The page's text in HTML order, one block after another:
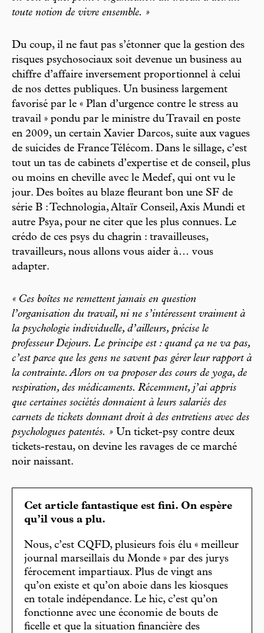
toute notion de vivre ensemble. »
Du coup, il ne faut pas s’étonner que la gestion des
risques psychosociaux soit devenue un business au
chiffre d’affaire inversement proportionnel à celui
de nos dettes publiques. Un business largement
favorisé par le « Plan d’urgence contre le stress au
travail » pondu par le ministre du Travail en poste
en 2009, un certain Xavier Darcos, suite aux vagues
de suicides de France Télécom. Dans le sillage, c’est
tout un tas de cabinets d’expertise et de conseil, plus
ou moins en cheville avec le Medef, qui ont vu le
jour. Des boîtes au blaze fleurant bon une SF de
série B : Technologia, Altaïr Conseil, Axis Mundi et
autre Psya, pour ne citer que les plus connues. Le
crédo de ces psys du chagrin : travailleuses,
travailleurs, nous allons vous aider à… vous
adapter.
« Ces boîtes ne remettent jamais en question
l’organisation du travail, ni ne s’intéressent vraiment à
la psychologie individuelle, d’ailleurs, précise le
professeur Dejours. Le principe est : quand ça ne va pas,
c’est parce que les gens ne savent pas gérer leur rapport à
la contrainte. Alors on va proposer des cours de yoga, de
respiration, des médicaments. Récemment, j’ai appris
que certaines sociétés donnaient à leurs salariés des
carnets de tickets donnant droit à des entretiens avec des
psychologues patentés. » Un ticket-psy contre deux
tickets-restau, on devine les ravages de ce marché
noir naissant.
Cet article fantastique est fini. On espère
qu’il vous a plu.
Nous, c’est CQFD, plusieurs fois élu « meilleur
journal marseillais du Monde » par des jurys
férocement impartiaux. Plus de vingt ans
qu’on existe et qu’on aboie dans les kiosques
en totale indépendance. Le hic, c’est qu’on
fonctionne avec une économie de bouts de
ficelle et que la situation financière des